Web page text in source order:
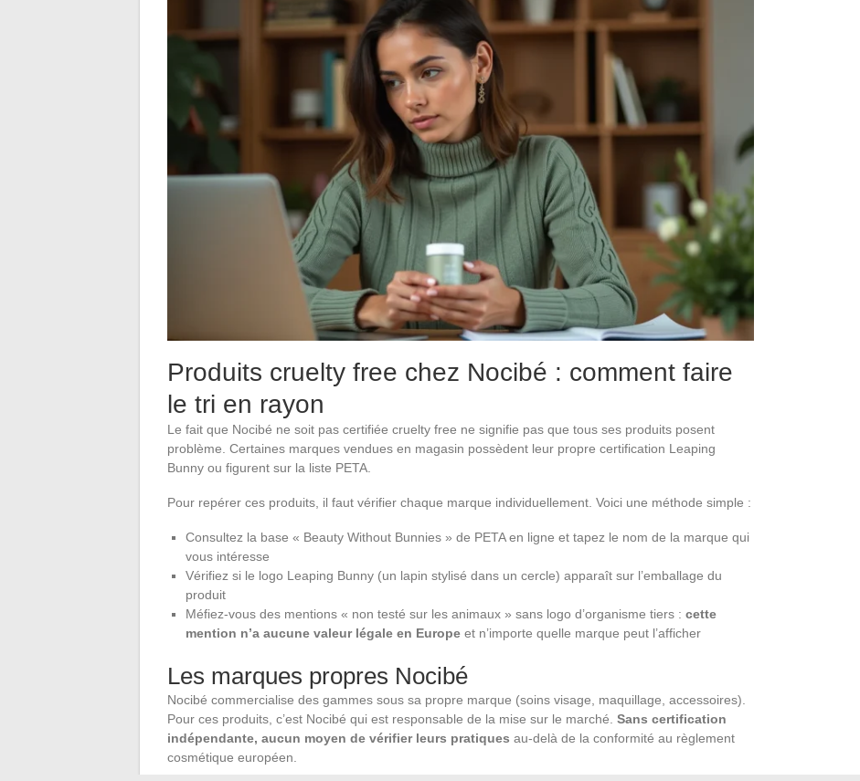
Produits cruelty free chez Nocibé : comment faire
le tri en rayon
Le fait que Nocibé ne soit pas certifiée cruelty free ne signifie pas que tous ses produits posent
problème. Certaines marques vendues en magasin possèdent leur propre certification Leaping
Bunny ou figurent sur la liste PETA.
Pour repérer ces produits, il faut vérifier chaque marque individuellement. Voici une méthode simple :
Consultez la base « Beauty Without Bunnies » de PETA en ligne et tapez le nom de la marque qui
vous intéresse
Vérifiez si le logo Leaping Bunny (un lapin stylisé dans un cercle) apparaît sur l’emballage du
produit
Méfiez-vous des mentions « non testé sur les animaux » sans logo d’organisme tiers : cette
mention n’a aucune valeur légale en Europe et n’importe quelle marque peut l’afficher
Les marques propres Nocibé
Nocibé commercialise des gammes sous sa propre marque (soins visage, maquillage, accessoires).
Pour ces produits, c’est Nocibé qui est responsable de la mise sur le marché. Sans certification
indépendante, aucun moyen de vérifier leurs pratiques au-delà de la conformité au règlement
cosmétique européen.